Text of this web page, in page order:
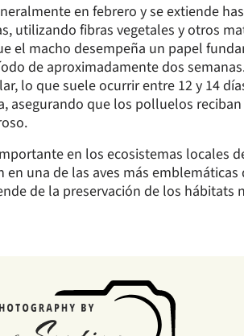
en febrero y se extiende
utilizando fibras vegetales y otros
el macho desempeña un papel
de aproximadamente dos
lo que suele ocurrir entre 12 y 14
que los polluelos
en los ecosistemas locales
una de las aves más
de la preservación de los hábitats